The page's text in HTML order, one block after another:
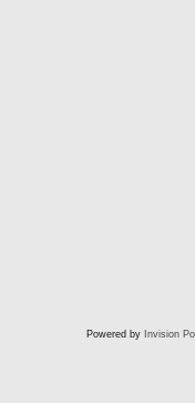
Powered by Invision